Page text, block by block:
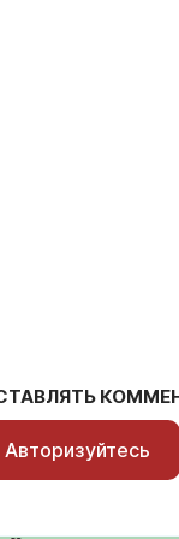
Авторизуйтесь